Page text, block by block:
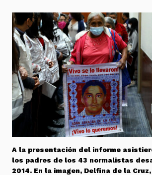
A la presentación del informe
los padres de los 43 normalistas
2014. En la imagen, Delfina de la